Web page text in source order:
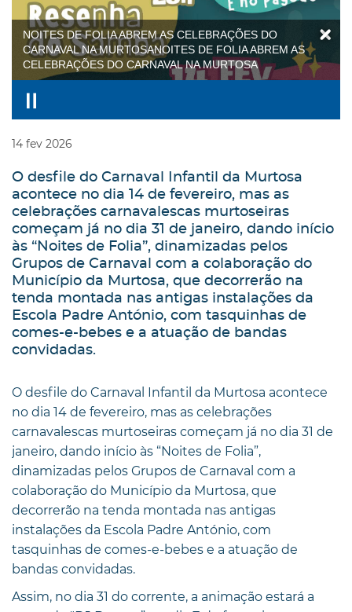
NOITES DE FOLIA ABREM AS CELEBRAÇÕES DO
CARNAVAL NA MURTOSANOITES DE FOLIA ABREM AS
CELEBRAÇÕES DO CARNAVAL NA MURTOSA
14 fev 2026
O desfile do Carnaval Infantil da Murtosa
acontece no dia 14 de fevereiro, mas as
celebrações carnavalescas murtoseiras
começam já no dia 31 de janeiro, dando início
às “Noites de Folia”, dinamizadas pelos
Grupos de Carnaval com a colaboração do
Município da Murtosa, que decorrerão na
tenda montada nas antigas instalações da
Escola Padre António, com tasquinhas de
comes-e-bebes e a atuação de bandas
convidadas.
O desfile do Carnaval Infantil da Murtosa acontece
no dia 14 de fevereiro, mas as celebrações
carnavalescas murtoseiras começam já no dia 31 de
janeiro, dando início às “Noites de Folia”,
dinamizadas pelos Grupos de Carnaval com a
colaboração do Município da Murtosa, que
decorrerão na tenda montada nas antigas
instalações da Escola Padre António, com
tasquinhas de comes-e-bebes e a atuação de
bandas convidadas.
Assim, no dia 31 do corrente, a animação estará a